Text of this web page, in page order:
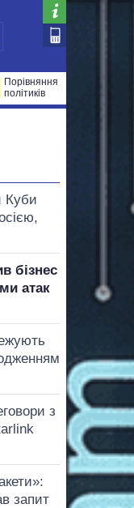
Порівняння
політиків
Куби
бізнес
атак
з
запит